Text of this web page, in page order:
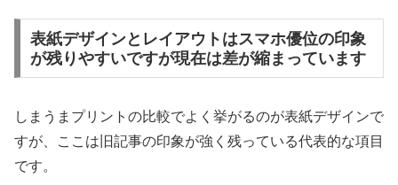
表紙デザインとレイアウトはスマホ優位の印象
が残りやすいですが現在は差が縮まっています
しまうまプリントの比較でよく挙がるのが表紙デザインで
すが、ここは旧記事の印象が強く残っている代表的な項目
です。